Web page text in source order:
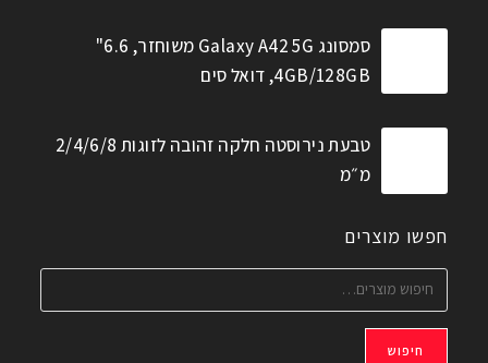
סמסונג Galaxy A42 5G משוחזר, 6.6"
4GB/128GB, דואל סים
טבעת נירוסטה חלקה זהובה לזוגות 2/4/6/8
מ״מ
חפשו מוצרים
חיפוש